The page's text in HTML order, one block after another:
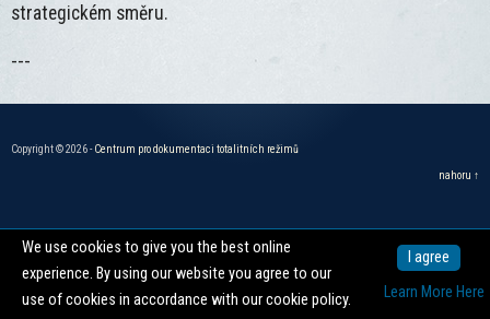
strategickém směru.
---
Copyright © 2026 -Centrum pro dokumentaci totalitních režimů
nahoru ↑
We use cookies to give you the best online
experience. By using our website you agree to our
use of cookies in accordance with our cookie policy.
I agree
Learn More Here